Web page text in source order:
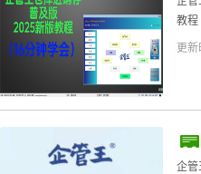
教程
更新
企管